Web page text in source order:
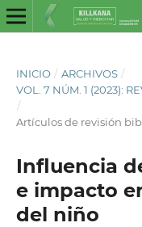
INICIO / ARCHIVOS /
VOL. 7 NÚM. 1 (2023):
/
Artículos de revisión
Influencia
e impacto
del niño